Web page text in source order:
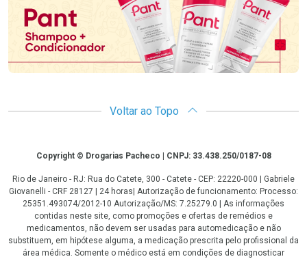
Voltar ao Topo
CopyrightCopyright © Drogarias Pacheco | CNPJ: 33.438.250/0187-08
Rio de Janeiro - RJ: Rua do Catete, 300 - Catete - CEP: 22220-000 | Gabriele
Giovanelli - CRF 28127 | 24 horas| Autorização de funcionamento: Processo:
25351.493074/2012-10 Autorização/MS: 7.25279.0 | As informações
contidas neste site, como promoções e ofertas de remédios e
medicamentos, não devem ser usadas para automedicação e não
substituem, em hipótese alguma, a medicação prescrita pelo profissional da
área médica. Somente o médico está em condições de diagnosticar